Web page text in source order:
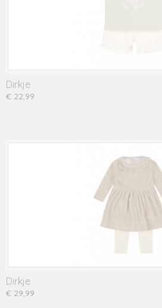
Dirkje
€ 22,99
Dirkje
€ 29,99